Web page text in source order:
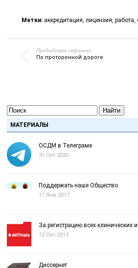
Метки: аккредитация, лицензия, работа,
Предыдущая страница
По проторенной дороге
Найти
МАТЕРИАЛЫ
ОСДМ в Телеграме
31 Окт 2020
Поддержать наше Общество
17 Янв 2017
За регистрацию всех клинических
12 Окт 2013
Диссернет